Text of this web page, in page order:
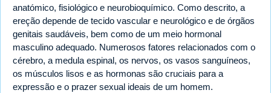
anatómico, fisiológico e neurobioquímico. Como descrito, a
ereção depende de tecido vascular e neurológico e de órgãos
genitais saudáveis, bem como de um meio hormonal
masculino adequado. Numerosos fatores relacionados com o
cérebro, a medula espinal, os nervos, os vasos sanguíneos,
os músculos lisos e as hormonas são cruciais para a
expressão e o prazer sexual ideais de um homem.